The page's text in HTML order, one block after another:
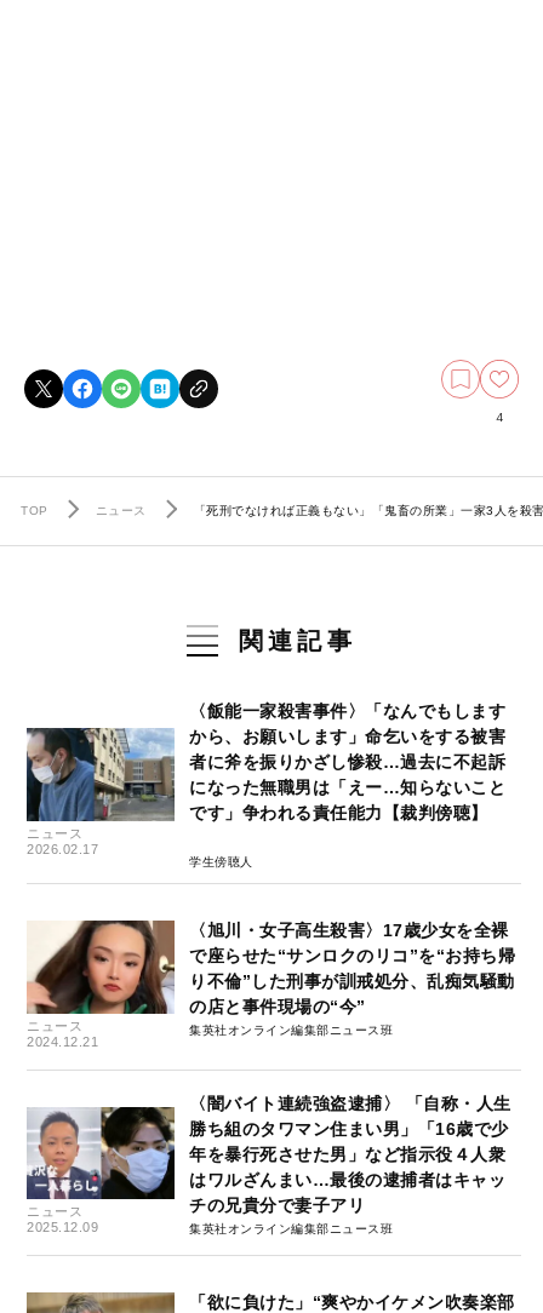
4
TOP ニュース 「死刑でなければ正義もない」「鬼畜の所業」一家3人を
関連記事
ニュース
2026.02.17
〈飯能一家殺害事件〉「なんでもします
から、お願いします」命乞いをする被害
者に斧を振りかざし惨殺…過去に不起訴
になった無職男は「えー…知らないこと
です」争われる責任能力【裁判傍聴】
学生傍聴人
ニュース
2024.12.21
〈旭川・女子高生殺害〉17歳少女を全裸
で座らせた“サンロクのリコ”を“お持ち帰
り不倫”した刑事が訓戒処分、乱痴気騒動
の店と事件現場の“今”
集英社オンライン編集部ニュース班
ニュース
2025.12.09
〈闇バイト連続強盗逮捕〉 「自称・人生
勝ち組のタワマン住まい男」「16歳で少
年を暴行死させた男」など指示役４人衆
はワルざんまい…最後の逮捕者はキャッ
チの兄貴分で妻子アリ
集英社オンライン編集部ニュース班
「欲に負けた」“爽やかイケメン吹奏楽部